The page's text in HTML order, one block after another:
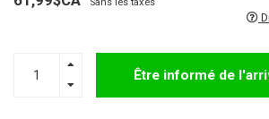
Être informé de